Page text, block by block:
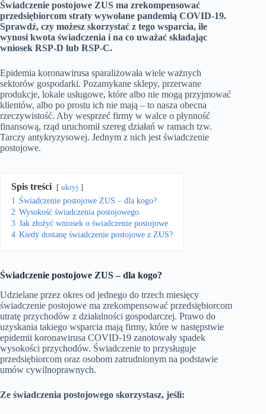
Świadczenie postojowe ZUS ma zrekompensować
przedsiębiorcom straty wywołane pandemią COVID-19.
Sprawdź, czy możesz skorzystać z tego wsparcia, ile
wynosi kwota świadczenia i na co uważać składając
wniosek RSP-D lub RSP-C.
Epidemia koronawirusa sparaliżowała wiele ważnych
sektorów gospodarki. Pozamykane sklepy, przerwane
produkcje, lokale usługowe, które albo nie mogą przyjmować
klientów, albo po prostu ich nie mają – to nasza obecna
rzeczywistość. Aby wesprzeć firmy w walce o płynność
finansową, rząd uruchomił szereg działań w ramach tzw.
Tarczy antykryzysowej. Jednym z nich jest świadczenie
postojowe.
Spis treści ukryj
1 Świadczenie postojowe ZUS – dla kogo?
2 Wysokość świadczenia postojowego
3 Jak złożyć wniosek o świadczenie postojowe
4 Kiedy dostanę świadczenie postojowe z ZUS?
Świadczenie postojowe ZUS – dla kogo?
Udzielane przez okres od jednego do trzech miesięcy
świadczenie postojowe ma zrekompensować przedsiębiorcom
utratę przychodów z działalności gospodarczej. Prawo do
uzyskania takiego wsparcia mają firmy, które w następstwie
epidemii koronawirusa COVID-19 zanotowały spadek
wysokości przychodów. Świadczenie to przysługuje
przedsiębiorcom oraz osobom zatrudnionym na podstawie
umów cywilnoprawnych.
Ze świadczenia postojowego skorzystasz, jeśli: